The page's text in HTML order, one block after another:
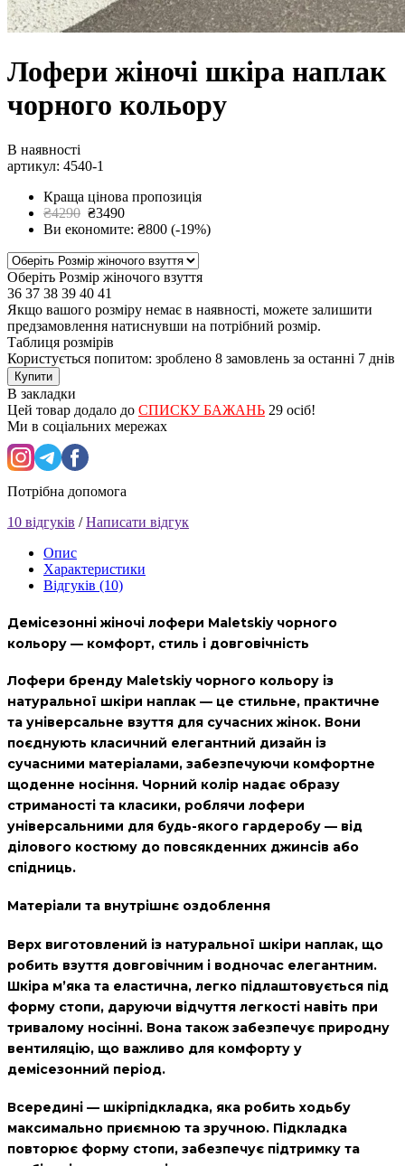
Лофери жіночі шкіра наплак
чорного кольору
В наявності
артикул: 4540-1
Краща цінова пропозиція
₴4290 ₴3490
Ви економите: ₴800 (-19%)
Оберіть Розмір жіночого взуття
36 37 38 39 40 41
Якщо вашого розміру немає в наявності, можете залишити
предзамовлення натиснувши на потрібний розмір.
Таблиця розмірів
Користується попитом: зроблено 8 замовлень за останні 7 днів
Купити
В закладки
Цей товар додало до СПИСКУ БАЖАНЬ 29 осіб!
Ми в соціальних мережах
Потрібна допомога
10 відгуків /Написати відгук
Опис
Характеристики
Відгуків (10)
Демісезонні жіночі лофери Maletskiy чорного
кольору — комфорт, стиль і довговічність
Лофери бренду Maletskiyчорного кольору із
натуральної шкіри наплак — це стильне, практичне
та універсальне взуття для сучасних жінок. Вони
поєднують класичний елегантний дизайн із
сучасними матеріалами, забезпечуючи комфортне
щоденне носіння. Чорний колір надає образу
стриманості та класики, роблячи лофери
універсальними для будь-якого гардеробу — від
ділового костюму до повсякденних джинсів або
спідниць.
Матеріали та внутрішнє оздоблення
Верх виготовлений із натуральної шкіри наплак, що
робить взуття довговічним і водночас елегантним.
Шкіра м’яка та еластична, легко підлаштовується під
форму стопи, даруючи відчуття легкості навіть при
тривалому носінні. Вона також забезпечує природну
вентиляцію, що важливо для комфорту у
демісезонний період.
Всередині — шкірпідкладка, яка робить ходьбу
максимально приємною та зручною. Підкладка
повторює форму стопи, забезпечує підтримку та